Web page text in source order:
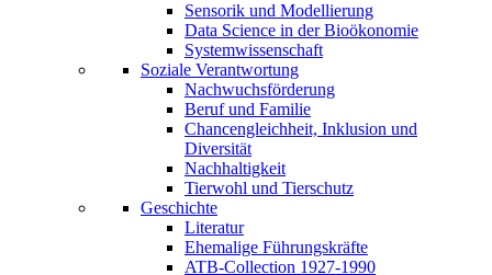
Sensorik und Modellierung
Data Science in der Bioökonomie
Systemwissenschaft
Soziale Verantwortung
Nachwuchsförderung
Beruf und Familie
Chancengleichheit, Inklusion und
Diversität
Nachhaltigkeit
Tierwohl und Tierschutz
Geschichte
Literatur
Ehemalige Führungskräfte
ATB-Collection 1927-1990